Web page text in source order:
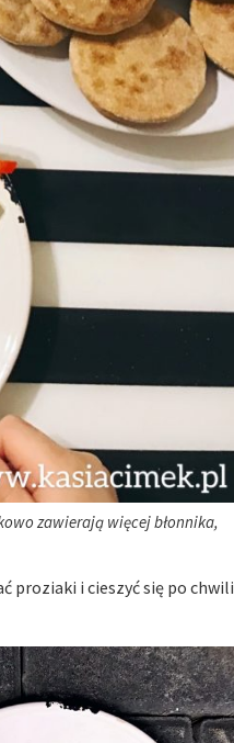
zawierają więcej błonnika,
proziaki i cieszyć się po chwili